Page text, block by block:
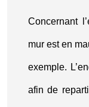
Concernant
mur est en
exemple.
afin de